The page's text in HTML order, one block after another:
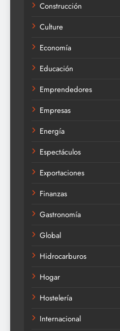
Construcción
Culture
Economía
Educación
Emprendedores
Empresas
Energía
Espectáculos
Exportaciones
Finanzas
Gastronomía
Global
Hidrocarburos
Hogar
Hostelería
Internacional